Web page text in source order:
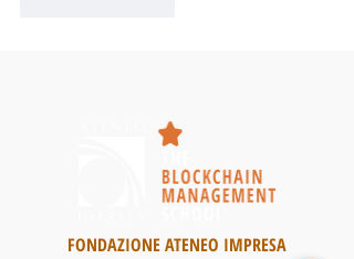
FONDAZIONE ATENEO IMPRESA